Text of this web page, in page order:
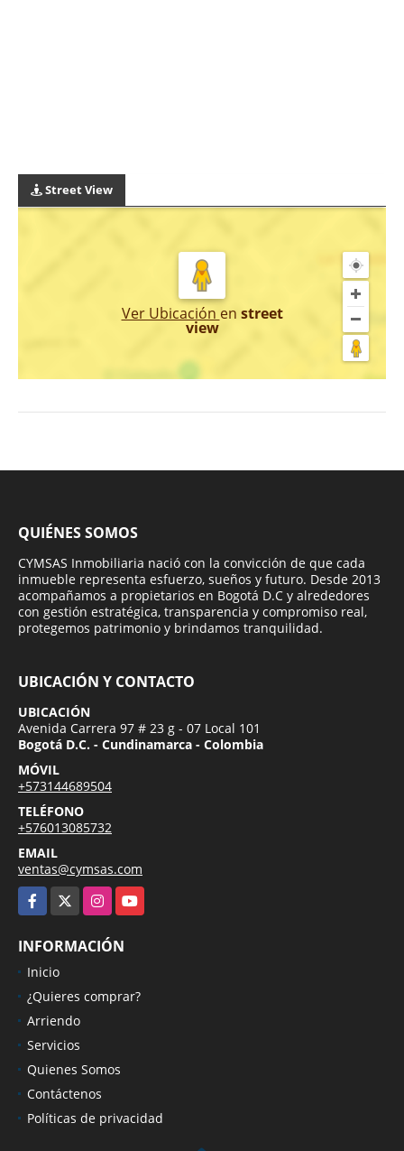
Street View
Ver Ubicación en street
view
QUIÉNES SOMOS
CYMSAS Inmobiliaria nació con la convicción de que cada
inmueble representa esfuerzo, sueños y futuro. Desde 2013
acompañamos a propietarios en Bogotá D.C y alrededores
con gestión estratégica, transparencia y compromiso real,
protegemos patrimonio y brindamos tranquilidad.
UBICACIÓN Y CONTACTO
UBICACIÓN
Avenida Carrera 97 # 23 g - 07 Local 101
Bogotá D.C. - Cundinamarca - Colombia
MÓVIL
+573144689504
TELÉFONO
+576013085732
EMAIL
ventas@cymsas.com
Facebook
InstagramYouTube
INFORMACIÓN
Inicio
¿Quieres comprar?
Arriendo
Servicios
Quienes Somos
Contáctenos
Políticas de privacidad